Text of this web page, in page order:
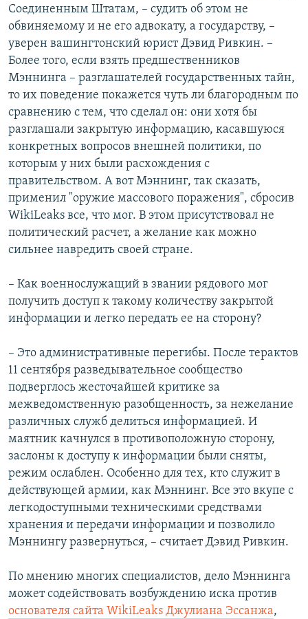
Соединенным Штатам, – судить об этом не
обвиняемому и не его адвокату, а государству, –
уверен вашингтонский юрист Дэвид Ривкин. –
Более того, если взять предшественников
Мэннинга – разглашателей государственных тайн,
то их поведение покажется чуть ли благородным по
сравнению с тем, что сделал он: они хотя бы
разглашали закрытую информацию, касавшуюся
конкретных вопросов внешней политики, по
которым у них были расхождения с
правительством. А вот Мэннинг, так сказать,
применил "оружие массового поражения", сбросив
WikiLeaks все, что мог. В этом присутствовал не
политический расчет, а желание как можно
сильнее навредить своей стране.
– Как военнослужащий в звании рядового мог
получить доступ к такому количеству закрытой
информации и легко передать ее на сторону?
– Это административные перегибы. После терактов
11 сентября разведывательное сообщество
подверглось жесточайшей критике за
межведомственную разобщенность, за нежелание
различных служб делиться информацией. И
маятник качнулся в противоположную сторону,
заслоны к доступу к информации были сняты,
режим ослаблен. Особенно для тех, кто служит в
действующей армии, как Мэннинг. Все это вкупе с
легкодоступными техническими средствами
хранения и передачи информации и позволило
Мэннингу развернуться, – считает Дэвид Ривкин.
По мнению многих специалистов, дело Мэннинга
может содействовать возбуждению иска против
основателя сайта WikiLeaks Джулиана Эссанжа,